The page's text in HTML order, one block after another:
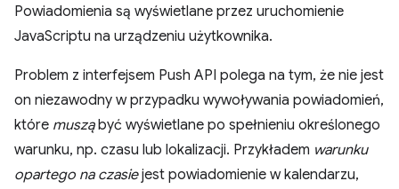
Powiadomienia są wyświetlane przez uruchomienie
JavaScriptu na urządzeniu użytkownika.
Problem z interfejsem Push API polega na tym, że nie jest
on niezawodny w przypadku wywoływania powiadomień,
które musząbyć wyświetlane po spełnieniu określonego
warunku, np. czasu lub lokalizacji. Przykładem warunku
opartego na czasiejest powiadomienie w kalendarzu,